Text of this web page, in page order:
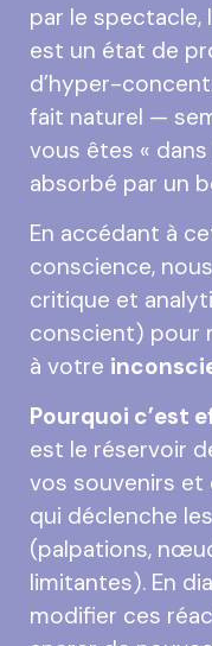
par le spectacle,
est un état de
d’hyper-
fait naturel —
vous êtes «
absorbé par un
En accédant à
conscience,
critique et
conscient) pour
à votre
Pourquoi c’est
est le réservoir
vos souvenirs et
qui déclenche
(palpations,
limitantes). En
modifier ces